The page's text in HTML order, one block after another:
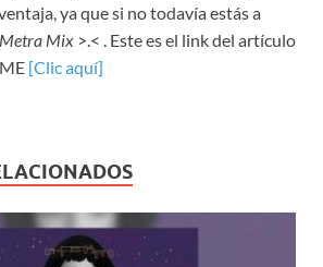
ya que si no todavía estás a
Mix >.< . Este es el link del artículo
[Clic aquí]